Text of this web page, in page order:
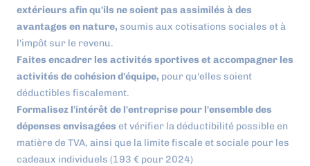
extérieurs afin qu'ils ne soient pas assimilés à des
avantages en nature, soumis aux cotisations sociales et à
l'impôt sur le revenu.
Faites encadrer les activités sportives et accompagner les
activités de cohésion d'équipe, pour qu'elles soient
déductibles fiscalement.
Formalisez l'intérêt de l'entreprise pour l'ensemble des
dépenses envisagées et vérifier la déductibilité possible en
matière de TVA, ainsi que la limite fiscale et sociale pour les
cadeaux individuels (193 € pour 2024)